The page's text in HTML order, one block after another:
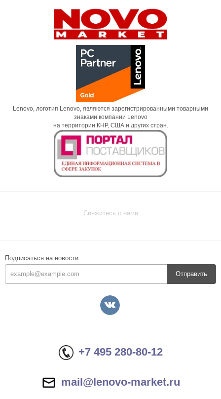
Lenovo, логотип Lenovo, являются зарегистрированными товарными
знаками компании Lenovo
на территории КНР, США и других стран.
Свяжитесь с нами
Подписаться на новости
Отправить
+7 495 280-80-12
mail@lenovo-market.ru